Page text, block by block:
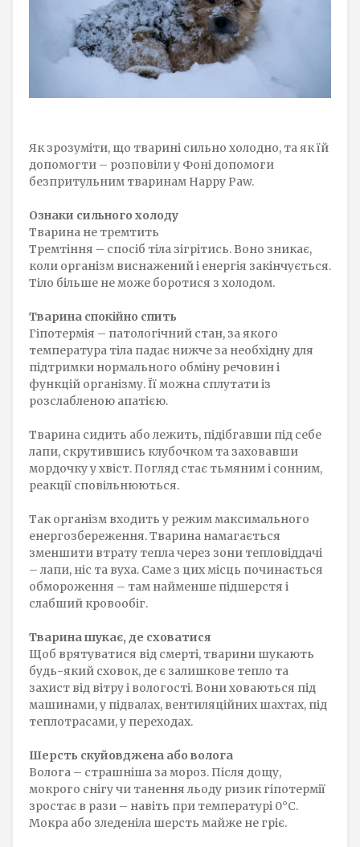
Як зрозуміти, що тварині сильно холодно, та як їй
допомогти – розповіли у Фоні допомоги
безпритульним тваринам Happy Paw.
Ознаки сильного холоду
Тварина не тремтить
Тремтіння – спосіб тіла зігрітись. Воно зникає,
коли організм виснажений і енергія закінчується.
Тіло більше не може боротися з холодом.
Тварина спокійно спить
Гіпотермія – патологічний стан, за якого
температура тіла падає нижче за необхідну для
підтримки нормального обміну речовин і
функцій організму. Її можна сплутати із
розслабленою апатією.
Тварина сидить або лежить, підібгавши під себе
лапи, скрутившись клубочком та заховавши
мордочку у хвіст. Погляд стає тьмяним і сонним,
реакції сповільнюються.
Так організм входить у режим максимального
енергозбереження. Тварина намагається
зменшити втрату тепла через зони тепловіддачі
– лапи, ніс та вуха. Саме з цих місць починається
обмороження – там найменше підшерстя і
слабший кровообіг.
Тварина шукає, де сховатися
Щоб врятуватися від смерті, тварини шукають
будь-який сховок, де є залишкове тепло та
захист від вітру і вологості. Вони ховаються під
машинами, у підвалах, вентиляційних шахтах, під
теплотрасами, у переходах.
Шерсть скуйовджена або волога
Волога – страшніша за мороз. Після дощу,
мокрого снігу чи танення льоду ризик гіпотермії
зростає в рази – навіть при температурі 0°C.
Мокра або зледеніла шерсть майже не гріє.